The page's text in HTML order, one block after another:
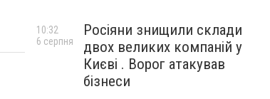
Росіяни знищили склади
двох великих компаній у
Києві . Ворог атакував
бізнеси
10:32
6 серпня